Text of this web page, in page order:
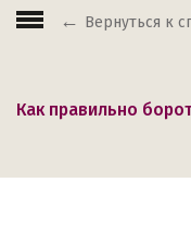
Вернуться к
Как правильно